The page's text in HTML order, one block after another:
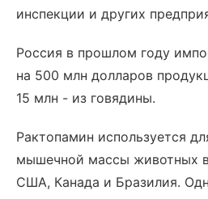
инспекции и других
Россия в прошлом году
на 500 млн долларов
15 млн - из говядины.
Рактопамин используется
мышечной массы животных в
США, Канада и Бразилия.